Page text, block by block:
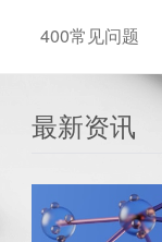
400常见问题
最新资讯